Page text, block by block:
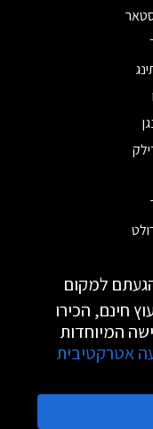
למקום
חינם, הכירו
המיוחדות
אטרקטיבית